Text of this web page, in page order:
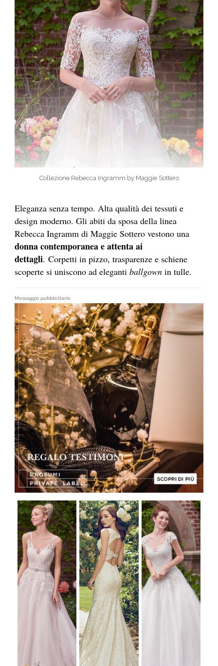
Collezione Rebecca Ingramm by Maggie Sottero
Eleganza senza tempo. Alta qualità dei tessuti e
design moderno. Gli abiti da sposa della linea
Rebecca Ingramm di Maggie Sottero vestono una
donna contemporanea e attenta ai
dettagli. Corpetti in pizzo, trasparenze e schiene
scoperte si uniscono ad eleganti ballgown in tulle.
Messaggio pubblicitario